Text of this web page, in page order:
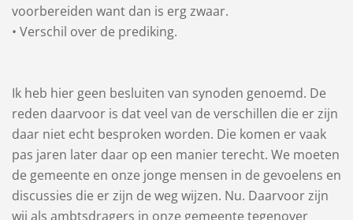
voorbereiden want dan is erg zwaar.
• Verschil over de prediking.
Ik heb hier geen besluiten van synoden genoemd. De
reden daarvoor is dat veel van de verschillen die er zijn
daar niet echt besproken worden. Die komen er vaak
pas jaren later daar op een manier terecht. We moeten
de gemeente en onze jonge mensen in de gevoelens en
discussies die er zijn de weg wijzen. Nu. Daarvoor zijn
wij als ambtsdragers in onze gemeente tegenover